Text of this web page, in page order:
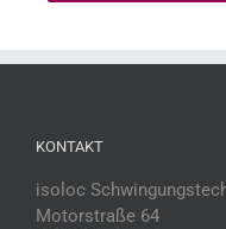
KONTAKT
isoloc
Motorstraße 64